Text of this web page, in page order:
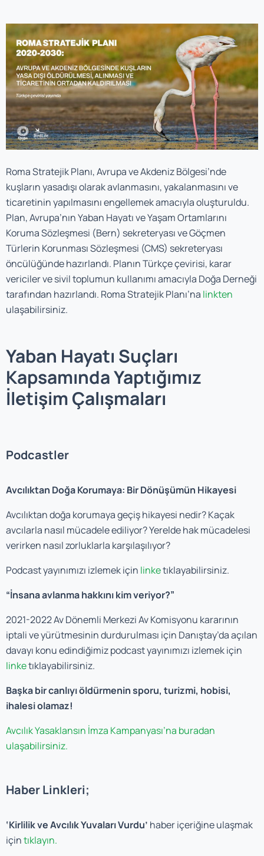
Roma Stratejik Planı, Avrupa ve Akdeniz Bölgesi’nde
kuşların yasadışı olarak avlanmasını, yakalanmasını ve
ticaretinin yapılmasını engellemek amacıyla oluşturuldu.
Plan, Avrupa’nın Yaban Hayatı ve Yaşam Ortamlarını
Koruma Sözleşmesi (Bern) sekreteryası ve Göçmen
Türlerin Korunması Sözleşmesi (CMS) sekreteryası
öncülüğünde hazırlandı. Planın Türkçe çevirisi, karar
vericiler ve sivil toplumun kullanımı amacıyla Doğa Derneği
tarafından hazırlandı. Roma Stratejik Planı’na linkten
ulaşabilirsiniz.
Yaban Hayatı Suçları
Kapsamında Yaptığımız
İletişim Çalışmaları
Podcastler
Avcılıktan Doğa Korumaya: Bir Dönüşümün Hikayesi
Avcılıktan doğa korumaya geçiş hikayesi nedir? Kaçak
avcılarla nasıl mücadele ediliyor? Yerelde hak mücadelesi
verirken nasıl zorluklarla karşılaşılıyor?
Podcast yayınımızı izlemek için linketıklayabilirsiniz.
“İnsana avlanma hakkını kim veriyor?”
2021-2022 Av Dönemli Merkezi Av Komisyonu kararının
iptali ve yürütmesinin durdurulması için Danıştay’da açılan
davayı konu edindiğimiz podcast yayınımızı izlemek için
linketıklayabilirsiniz.
Başka bir canlıyı öldürmenin sporu, turizmi, hobisi,
ihalesi olamaz!
Avcılık Yasaklansın İmza Kampanyası’na buradan
ulaşabilirsiniz.
Haber Linkleri;
‘Kirlilik ve Avcılık Yuvaları Vurdu’ haber içeriğine ulaşmak
içintıklayın.